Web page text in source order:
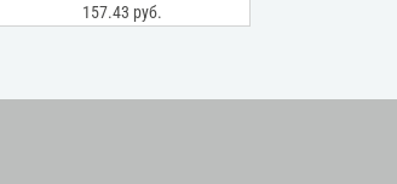
157.43 руб.